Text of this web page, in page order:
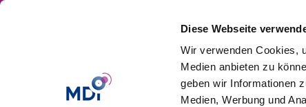
Diese Webseite
Wir verwenden Cookies,
Medien anbieten zu
geben wir Informationen
Medien, Werbung und